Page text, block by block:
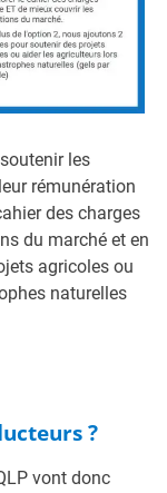
les
rémunération
des charges
du marché et en
agricoles ou
naturelles
?
vont donc